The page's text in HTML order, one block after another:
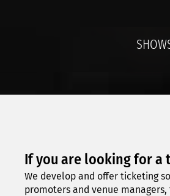
If you are looking for a
We develop and offer ticketing
promoters and venue